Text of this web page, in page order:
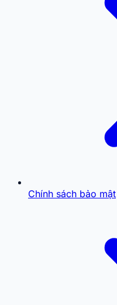
Chính sách bảo mật